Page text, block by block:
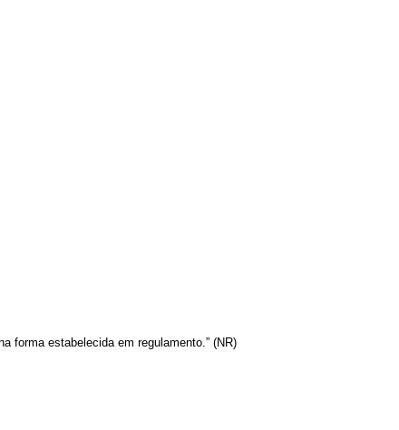
forma estabelecida em regulamento.” (NR)